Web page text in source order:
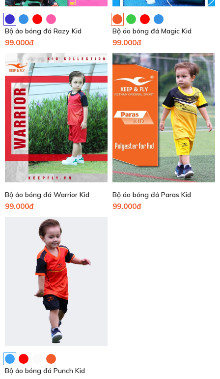
Bộ áo bóng đá Razy Kid
99.000đ
Bộ áo bóng đá Magic Kid
99.000đ
Bộ áo bóng đá Warrior Kid
99.000đ
Bộ áo bóng đá Paras Kid
99.000đ
Bộ áo bóng đá Punch Kid